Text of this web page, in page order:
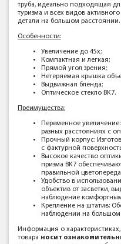
труба, идеально подходящая
туризма и всех видов
детали на большом расстоянии.
Особенности:
Увеличение до 45х;
Компактная и легкая;
Прямой угол зрения;
Нетеряемая крышка
Выдвижная бленда;
Оптическое стекло BK7.
Преимущества:
Переменное
разных расстояниях с
Прочный корпус:
с фактурной
Высокое качество
призма BK7
правильной
Удобство в
объектив от засветки,
наблюдение комфортным
Крепление на штатив:
наблюдении на большом
Информация о
товара носит